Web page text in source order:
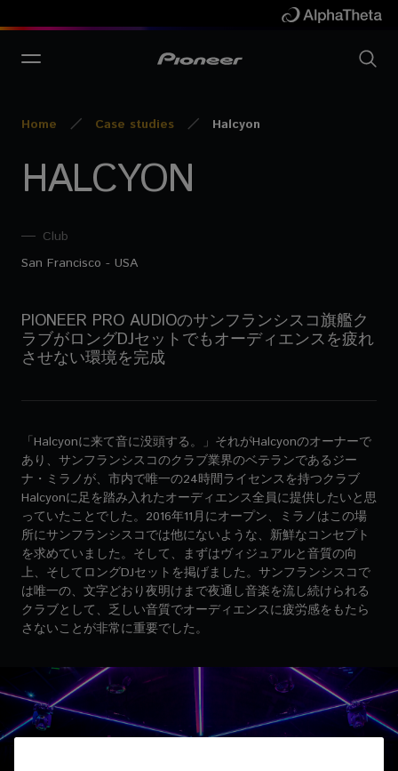
Home Case studies Halcyon
HALCYON
Club
San Francisco - USA
PIONEER PRO AUDIOのサンフランシスコ旗艦ク
ラブがロングDJセットでもオーディエンスを疲れ
させない環境を完成
「Halcyonに来て音に没頭する。」それがHalcyonのオーナーで
あり、サンフランシスコのクラブ業界のベテランであるジー
ナ・ミラノが、市内で唯一の24時間ライセンスを持つクラブ
Halcyonに足を踏み入れたオーディエンス全員に提供したいと思
っていたことでした。2016年11月にオープン、ミラノはこの場
所にサンフランシスコでは他にないような、新鮮なコンセプト
を求めていました。そして、まずはヴィジュアルと音質の向
上、そしてロングDJセットを掲げました。サンフランシスコで
は唯一の、文字どおり夜明けまで夜通し音楽を流し続けられる
クラブとして、乏しい音質でオーディエンスに疲労感をもたら
さないことが非常に重要でした。